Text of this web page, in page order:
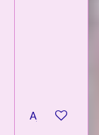
panierAjouter au